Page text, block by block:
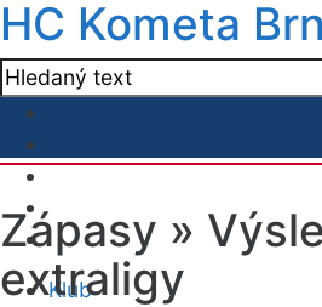
HC Kometa
Klub
Zápasy »
extraligy